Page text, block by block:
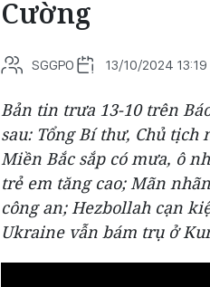
Cường
SGGPO 13/10/2024 13:19
Bản tin trưa 13-10 trên
sau: Tổng Bí thư, Chủ tịch
Miền Bắc sắp có mưa, ô
trẻ em tăng cao; Mãn
công an; Hezbollah cạn
Ukraine vẫn bám trụ ở